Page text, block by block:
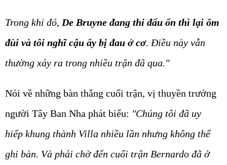
Trong khi đó, De Bruyne đang thi đấu ổn thì lại ôm
đùi và tôi nghĩ cậu ấy bị đau ở cơ. Điều này vẫn
thường xảy ra trong nhiều trận đã qua."
Nói về những bàn thắng cuối trận, vị thuyền trưởng
người Tây Ban Nha phát biểu: "Chúng tôi đã uy
hiếp khung thành Villa nhiều lần nhưng không thể
ghi bàn. Và phải chờ đến cuối trận Bernardo đã ở